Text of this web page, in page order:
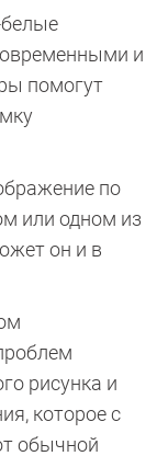
и
помогут
по
или одном из
он и в
рисунка и
которое с
обычной